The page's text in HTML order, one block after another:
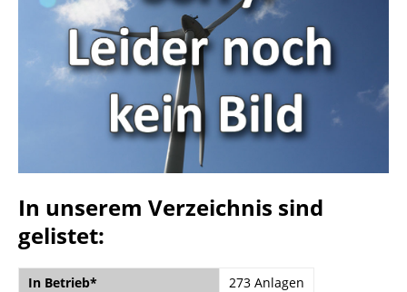
In unserem Verzeichnis sind
gelistet:
In Betrieb*
273 Anlagen